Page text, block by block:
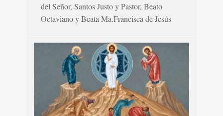
del Señor, Santos Justo y Pastor, Beato
Octaviano y Beata Ma.Francisca de Jesús